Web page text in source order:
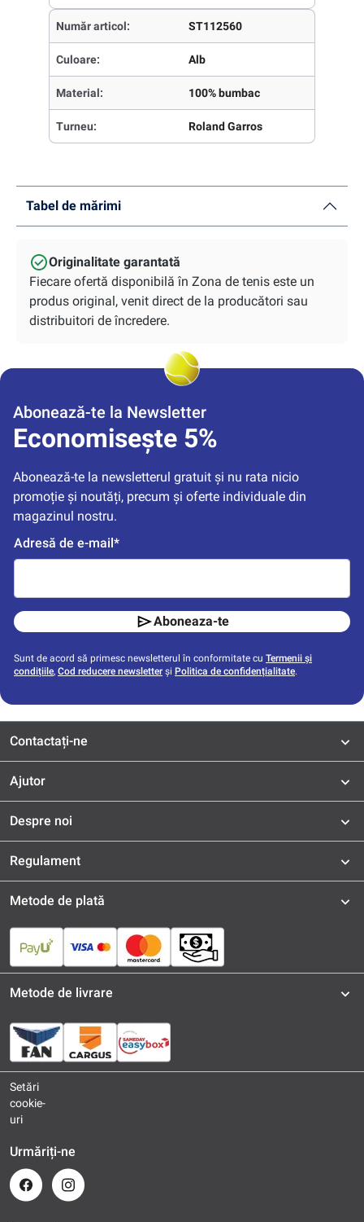
Număr articol: ST112560
Culoare: Alb
Material: 100% bumbac
Turneu: Roland Garros
Tabel de mărimi
Originalitate garantată
Fiecare ofertă disponibilă în Zona de tenis este un
produs original, venit direct de la producători sau
distribuitori de încredere.
Abonează-te la Newsletter
Economisește 5%
Abonează-te la newsletterul gratuit și nu rata nicio
promoție și noutăți, precum și oferte individuale din
magazinul nostru.
Adresă de e-mail*
Aboneaza-te
Sunt de acord să primesc newsletterul în conformitate cu Termenii și
condițiile, Cod reducere newsletter și Politica de confidențialitate.
Contactați-ne
Ajutor
Despre noi
Regulament
Metode de plată
Metode de livrare
Setări
cookie-
uri
Urmăriți-ne